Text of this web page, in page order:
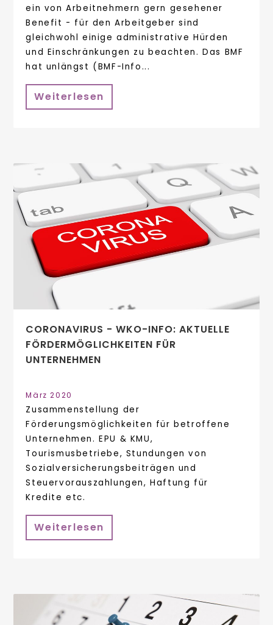
ein von Arbeitnehmern gern gesehener
Benefit - für den Arbeitgeber sind
gleichwohl einige administrative Hürden
und Einschränkungen zu beachten. Das BMF
hat unlängst (BMF-Info...
Weiterlesen
CORONAVIRUS - WKO-INFO: AKTUELLE
FÖRDERMÖGLICHKEITEN FÜR
UNTERNEHMEN
März 2020
Zusammenstellung der
Förderungsmöglichkeiten für betroffene
Unternehmen. EPU & KMU,
Tourismusbetriebe, Stundungen von
Sozialversicherungsbeiträgen und
Steuervorauszahlungen, Haftung für
Kredite etc.
Weiterlesen